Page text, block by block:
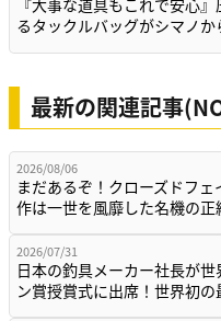
『大事な道具もこれで安心
るタックルバッグがシマノ
最新の関連記事
2026/08/06
まだあるぞ！クローズドフ
作は一世を風靡した名機の
2026/07/31
日本の釣具メーカー社長が
ン賞授賞式に出席！世界初